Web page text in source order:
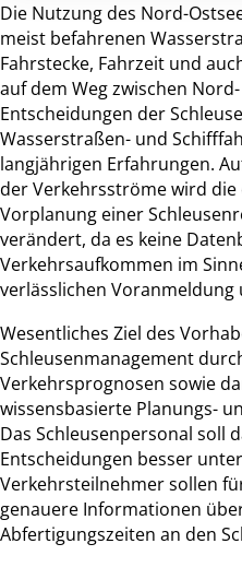
Die Nutzung des Nord-
meist befahrenen
Fahrstecke, Fahrzeit und
auf dem Weg zwischen
Entscheidungen der
Wasserstraßen- und
langjährigen Erfahrungen.
der Verkehrsströme wird die
Vorplanung einer
verändert, da es keine
Verkehrsaufkommen im
verlässlichen Voranmeldung
Wesentliches Ziel des
Schleusenmanagement
Verkehrsprognosen sowie
wissensbasierte Planungs-
Das Schleusenpersonal soll
Entscheidungen besser
Verkehrsteilnehmer sollen
genauere Informationen
Abfertigungszeiten an den